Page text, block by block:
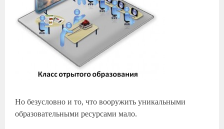
Но безусловно и то, что вооружить уникальными
образовательными ресурсами мало.